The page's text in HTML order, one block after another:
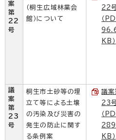
案
第
22
号
（桐生広域林業会
館）について
22
（
KB）
議
案
第
23
号
桐生市土砂等の埋
立て等による土壌
の汚染及び災害の
発生の防止に関す
る条例案
議案
23
（
KB）